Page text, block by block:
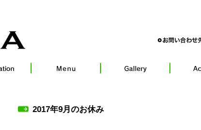
2017年9月のお休み